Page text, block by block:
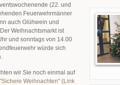
(22. und
Feuerwehrmänner
auch Glühwein und
Weihnachtsmarkt ist
und sonntags von 14.00
würde sich
wir Sie noch einmal auf
Weihnachten" (Link